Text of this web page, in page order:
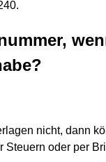
nicht, dann
oder per